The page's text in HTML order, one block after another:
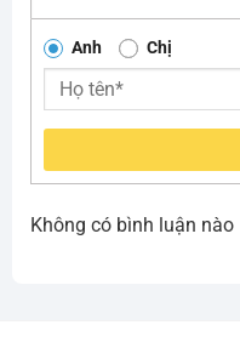
Anh Chị
Không có bình luận nào